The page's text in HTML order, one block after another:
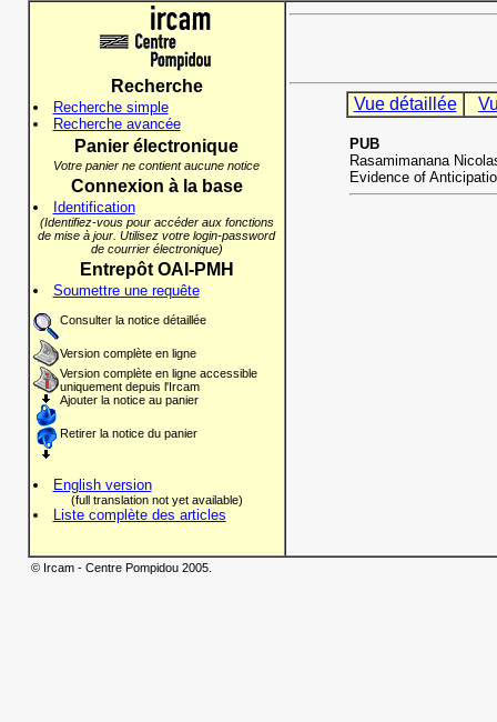
Recherche
Recherche simple
Recherche avancée
Panier électronique
Votre panier ne contient aucune notice
Connexion à la base
Identification
(Identifiez-vous pour accéder aux fonctions
de mise à jour. Utilisez votre login-password
de courrier électronique)
Entrepôt OAI-PMH
Soumettre une requête
Consulter la notice détaillée
Version complète en ligne
Version complète en ligne accessible
uniquement depuis l'Ircam
Ajouter la notice au panier
Retirer la notice du panier
English version
(full translation not yet available)
Liste complète des articles
Vue détaillée
PUB
Rasamimanana
Evidence of
© Ircam - Centre Pompidou 2005.